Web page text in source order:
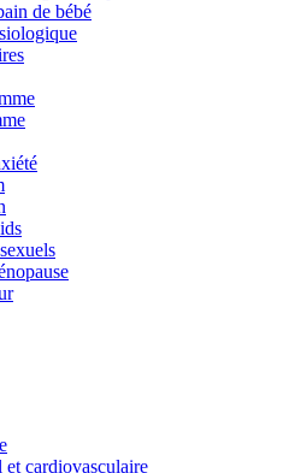
de bébé
et cardiovasculaire